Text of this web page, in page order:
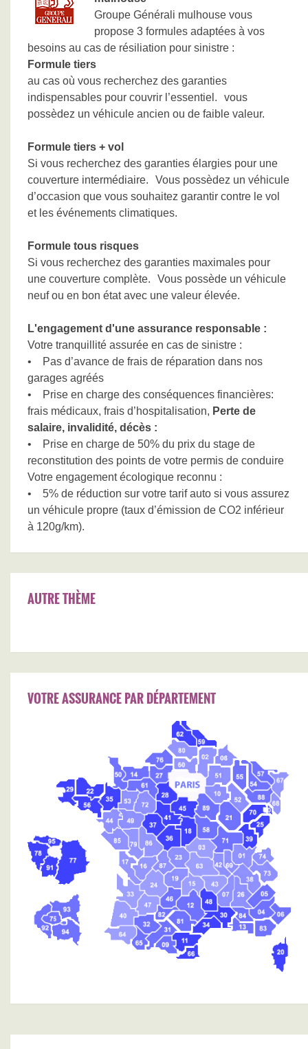
Groupe Générali mulhouse vous
propose 3 formules adaptées à vos
besoins au cas de résiliation pour sinistre :
Formule tiers
au cas où vous recherchez des garanties
indispensables pour couvrir l’essentiel. vous
possèdez un véhicule ancien ou de faible valeur.
Formule tiers + vol
Si vous recherchez des garanties élargies pour une
couverture intermédiaire. Vous possèdez un véhicule
d’occasion que vous souhaitez garantir contre le vol
et les événements climatiques.
Formule tous risques
Si vous recherchez des garanties maximales pour
une couverture complète. Vous possède un véhicule
neuf ou en bon état avec une valeur élevée.
L'engagement d'une assurance responsable :
Votre tranquillité assurée en cas de sinistre :
• Pas d’avance de frais de réparation dans nos
garages agréés
• Prise en charge des conséquences financières:
frais médicaux, frais d’hospitalisation, Perte de
salaire, invalidité, décès :
• Prise en charge de 50% du prix du stage de
reconstitution des points de votre permis de conduire
Votre engagement écologique reconnu :
• 5% de réduction sur votre tarif auto si vous assurez
un véhicule propre (taux d’émission de CO2 inférieur
à 120g/km).
AUTRE THÈME
VOTRE ASSURANCE PAR DÉPARTEMENT